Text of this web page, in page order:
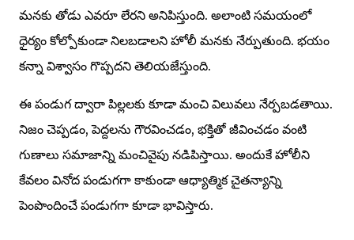
మనకు తోడు ఎవరూ లేరని అనిపిస్తుంది. అలాంటి సమయంలో
ధైర్యం కోల్పోకుండా నిలబడాలని హోలీ మనకు నేర్పుతుంది. భయం
కన్నా విశ్వాసం గొప్పదని తెలియజేస్తుంది.
ఈ పండుగ ద్వారా పిల్లలకు కూడా మంచి విలువలు నేర్పబడతాయి.
నిజం చెప్పడం, పెద్దలను గౌరవించడం, భక్తితో జీవించడం వంటి
గుణాలు సమాజాన్ని మంచివైపు నడిపిస్తాయి. అందుకే హోలీని
కేవలం వినోద పండుగగా కాకుండా ఆధ్యాత్మిక చైతన్యాన్ని
పెంపొందించే పండుగగా కూడా భావిస్తారు.